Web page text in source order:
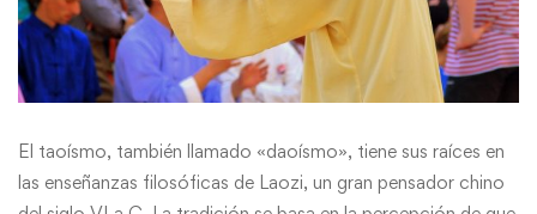
El taoísmo, también llamado «daoísmo», tiene sus raíces en
las enseñanzas filosóficas de Laozi, un gran pensador chino